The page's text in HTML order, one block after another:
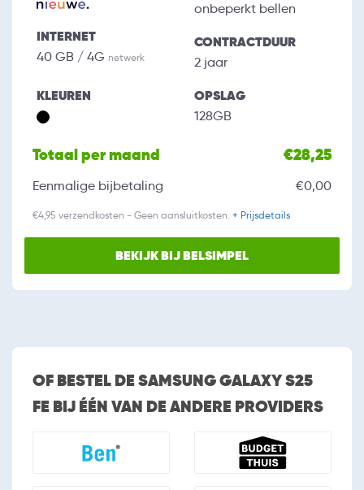
INTERNET
40 GB / 4G netwerk
onbeperkt bellen
CONTRACTDUUR
2 jaar
KLEUREN OPSLAG
128GB
Totaal per maand €28,25
Eenmalige bijbetaling €0,00
€4,95 verzendkosten - Geen aansluitkosten. + Prijsdetails
BEKIJK BIJ BELSIMPEL
OF BESTEL DE SAMSUNG GALAXY S25
FE BIJ ÉÉN VAN DE ANDERE PROVIDERS